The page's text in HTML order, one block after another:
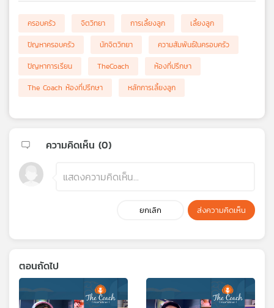
ครอบครัว จิตวิทยา การเลี้ยงลูก
เลี้ยงลูก
ปัญหาครอบครัว
นักจิตวิทยา
ความสัมพันธ์ในครอบครัว
ปัญหาการเรียน
TheCoach
ห้องที่ปรึกษา
The Coach ห้องที่ปรึกษา
หลักการเลี้ยงลูก
ความคิดเห็น (0)
ยกเลิก ส่งความคิดเห็น
ตอนถัดไป